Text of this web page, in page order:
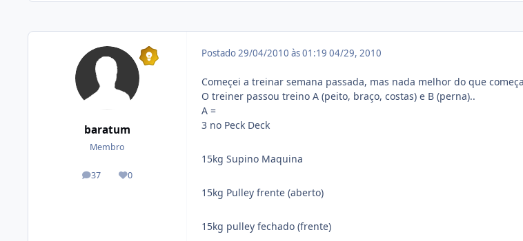
baratum
Membro
37
posts 0
Reputação
Postado29/04/2010 às 01:19 04/29, 2010
Começei a treinar semana passada, mas nada melhor do que
O treiner passou treino A (peito, braço, costas) e B (perna)..
A =
3 no Peck Deck
15kg Supino Maquina
15kg Pulley frente (aberto)
15kg pulley fechado (frente)